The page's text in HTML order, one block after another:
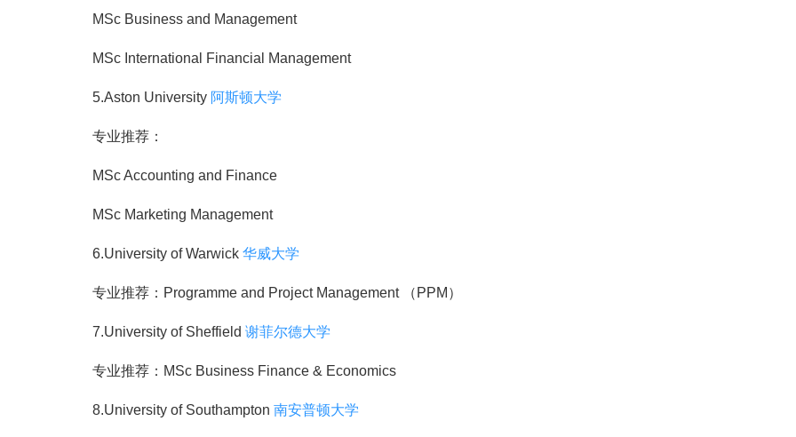
MSc Business and Management
MSc International Financial Management
5.Aston University 阿斯顿大学
专业推荐：
MSc Accounting and Finance
MSc Marketing Management
6.University of Warwick 华威大学
专业推荐：Programme and Project Management （PPM）
7.University of Sheffield 谢菲尔德大学
专业推荐：MSc Business Finance & Economics
8.University of Southampton 南安普顿大学